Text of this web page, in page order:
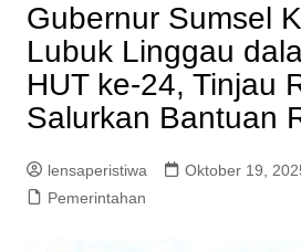
Gubernur Sumsel
Lubuk Linggau
HUT ke-24, Tinjau
Salurkan Bantuan
lensaperistiwa Oktober 19,
Pemerintahan